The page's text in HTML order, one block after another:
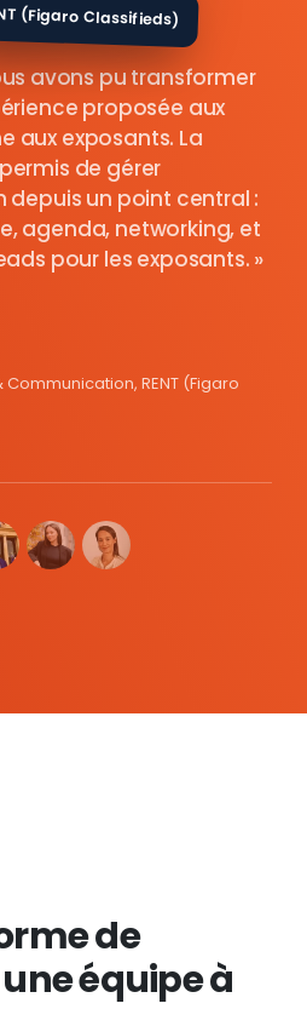
(Figaro Classifieds)
avons pu transformer
proposée aux
aux exposants. La
de gérer
depuis un point central :
agenda, networking, et
pour les exposants.
RENT (Figaro
de
équipe à